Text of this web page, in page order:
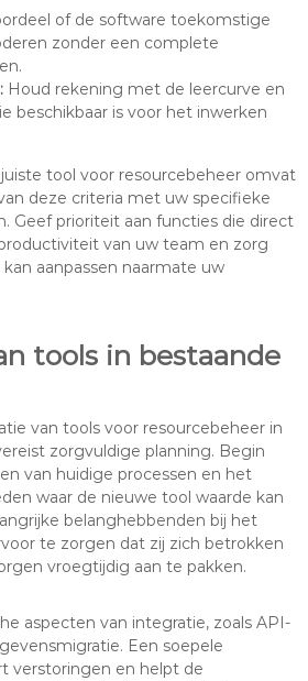
of de software toekomstige
zonder een complete
Houd rekening met de leercurve en
beschikbaar is voor het inwerken
tool voor resourcebeheer omvat
deze criteria met uw specifieke
Geef prioriteit aan functies die direct
van uw team en zorg
aanpassen naarmate uw
tools in bestaande
van tools voor resourcebeheer in
zorgvuldige planning. Begin
van huidige processen en het
waar de nieuwe tool waarde kan
belanghebbenden bij het
te zorgen dat zij zich betrokken
vroegtijdig aan te pakken.
aspecten van integratie, zoals API-
Een soepele
verstoringen en helpt de